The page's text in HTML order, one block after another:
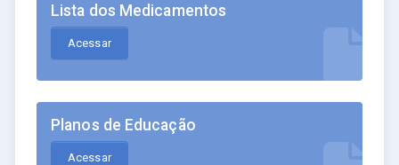
Lista dos Medicamentos
Acessar
Planos de Educação
Acessar